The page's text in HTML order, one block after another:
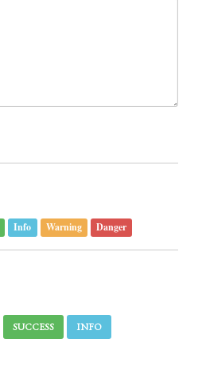
Info Warning Danger
SUCCESS
INFO